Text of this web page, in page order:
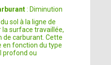
: Diminution
sol à la ligne de
surface travaillée,
de carburant. Cette
en fonction du type
profond ou